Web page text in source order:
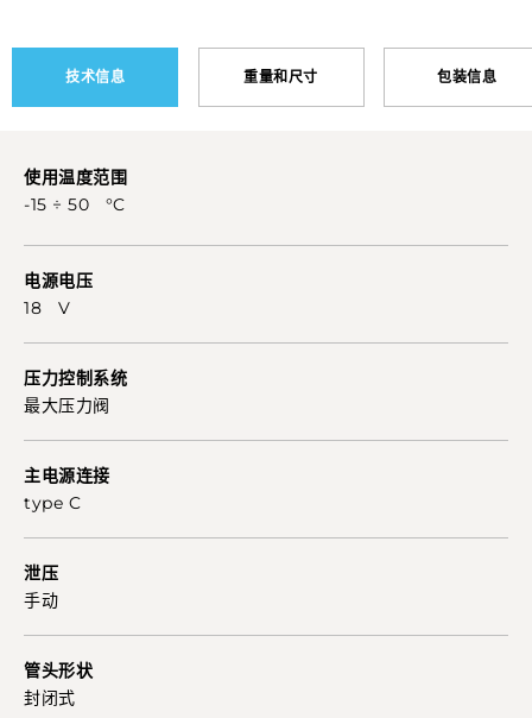
技术信息 重量和尺寸 包装信息
使用温度范围
-15 ÷ 50 °C
电源电压
18 V
压力控制系统
最大压力阀
主电源连接
type C
泄压
手动
管头形状
封闭式